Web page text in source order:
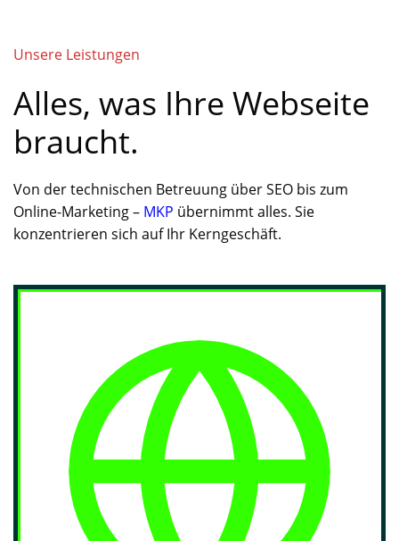
Unsere Leistungen
Alles, was Ihre Webseite
braucht.
Von der technischen Betreuung über SEO bis zum
Online-Marketing – MKP übernimmt alles. Sie
konzentrieren sich auf Ihr Kerngeschäft.